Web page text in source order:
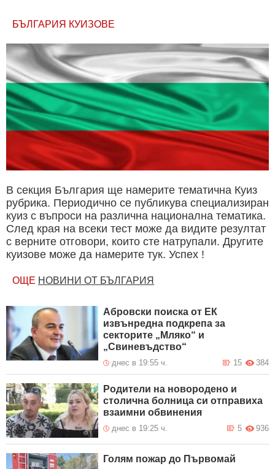
БЪЛГАРИЯ КУИЗОВЕ
В секция България ще намерите тематична Куиз
рубрика. Периодично се публикува специализиран
куиз с въпроси на различна национална тематика.
След края на всеки тест може да видите резултат
с верните отговори, които сте натрупали. Другите
куизове може да намерите тук. Успех !
ОЩЕ НОВИНИ ОТ БЪЛГАРИЯ
Абровски поиска от ЕК
извънредна подкрепа за
секторите „Мляко“ и
„Свиневъдство“
днес в 19:55 ч. 384
15
Родители на новородено и
столична болница си отправиха
взаимни обвинения
днес в 19:25 ч. 936
5
Голям пожар до Първомай